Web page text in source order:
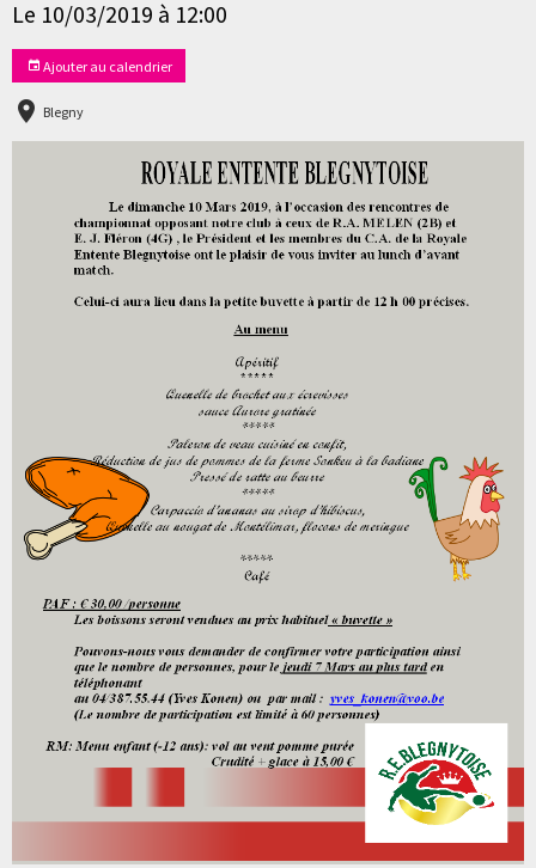
Le 10/03/2019 à 12:00
Ajouter au calendrier
Blegny